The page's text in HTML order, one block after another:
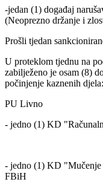
-jedan (1) događaj
(Neoprezno držanje i
Prošli tjedan
U proteklom tjednu na
zabilježeno je osam (8)
počinjenje kaznenih djela:
PU Livno
- jedno (1) KD
- jedno (1) KD
FBiH